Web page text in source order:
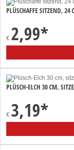
PLÜSCHAFFE SITZEND, 24
€ 2,99*
PLÜSCH-ELCH 30 CM,
€ 3,19*